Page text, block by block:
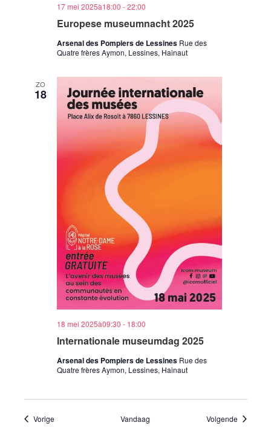
Europese museumnacht 2025
17 mei 2025à18:00 -22:00
Arsenal des Pompiers de Lessines Rue des
Quatre frères Aymon, Lessines, Hainaut
ZO
18
Internationale museumdag 2025
18 mei 2025à09:30 - 18:00
Arsenal des Pompiers de Lessines Rue des
Quatre frères Aymon, Lessines, Hainaut
VorigeEvenementen Vandaag Volgende